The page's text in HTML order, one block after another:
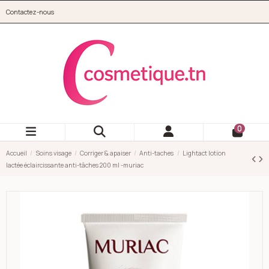
Contactez-nous
0
Accueil Soins visage Corriger & apaiser Anti-taches
Lightact lotion
lactée éclaircissante anti-tâches 200 ml -muriac